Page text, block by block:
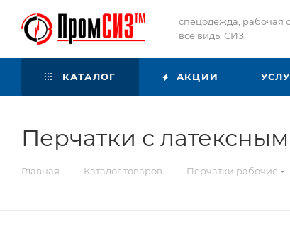
спецодежда, рабочая
все виды СИЗ
КАТАЛОГ АКЦИИ
Перчатки с
Главная — Каталог товаров — Перчатки рабочие